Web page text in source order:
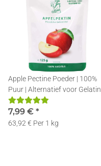
Apple Pectine Poeder | 100%
Puur | Alternatief voor Gelatine
| 125g
7,99 € *
63,92 € Per 1 kg